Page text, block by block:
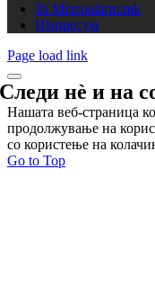
За Meteoalarm.mk
Импресум
Page load link
Следи нѐ и на
Нашата веб-страница
продолжување на
со користење на
Go to Top